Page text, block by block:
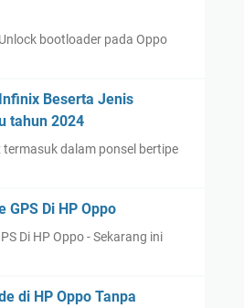
bootloader pada Oppo
Beserta Jenis
tahun 2024
termasuk dalam ponsel bertipe
GPS Di HP Oppo
Di HP Oppo - Sekarang ini
di HP Oppo Tanpa